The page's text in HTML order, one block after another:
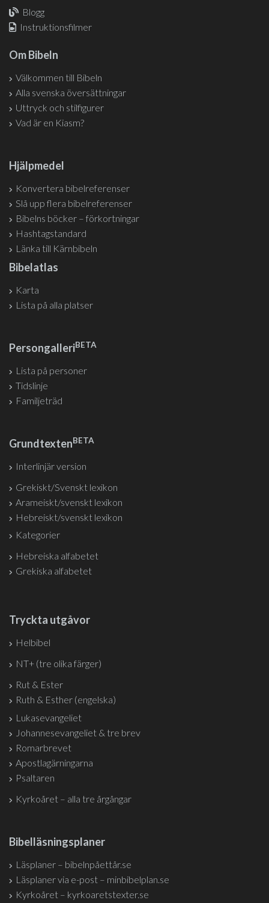
Blogg
Instruktionsfilmer
Om Bibeln
Välkommen till Bibeln
Alla svenska översättningar
Uttryck och stilfigurer
Vad är en Kiasm?
Hjälpmedel
Konvertera bibelreferenser
Slå upp flera bibelreferenser
Bibelns böcker – förkortningar
Hashtagstandard
Länka till Kärnbibeln
Bibelatlas
Karta
Lista på alla platser
PersongalleriBETA
Lista på personer
Tidslinje
Familjeträd
GrundtextenBETA
Interlinjär version
Grekiskt/Svenskt lexikon
Arameiskt/svenskt lexikon
Hebreiskt/svenskt lexikon
Kategorier
Hebreiska alfabetet
Grekiska alfabetet
Tryckta utgåvor
Helbibel
NT+ (tre olika färger)
Rut & Ester
Ruth & Esther (engelska)
Lukasevangeliet
Johannesevangeliet & tre brev
Romarbrevet
Apostlagärningarna
Psaltaren
Kyrkoåret – alla tre årgångar
Bibelläsningsplaner
Läsplaner – bibelnpåettår.se
Läsplaner via e-post – minbibelplan.se
Kyrkoåret – kyrkoaretstexter.se